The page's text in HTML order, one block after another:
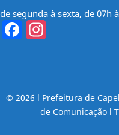
de segunda à sexta, de 07h
Facebook
© 2026 l Prefeitura de
de Comunicação l